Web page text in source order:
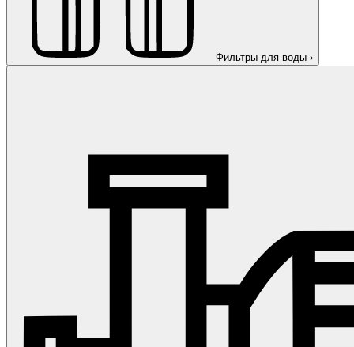
Фильтры для воды ›